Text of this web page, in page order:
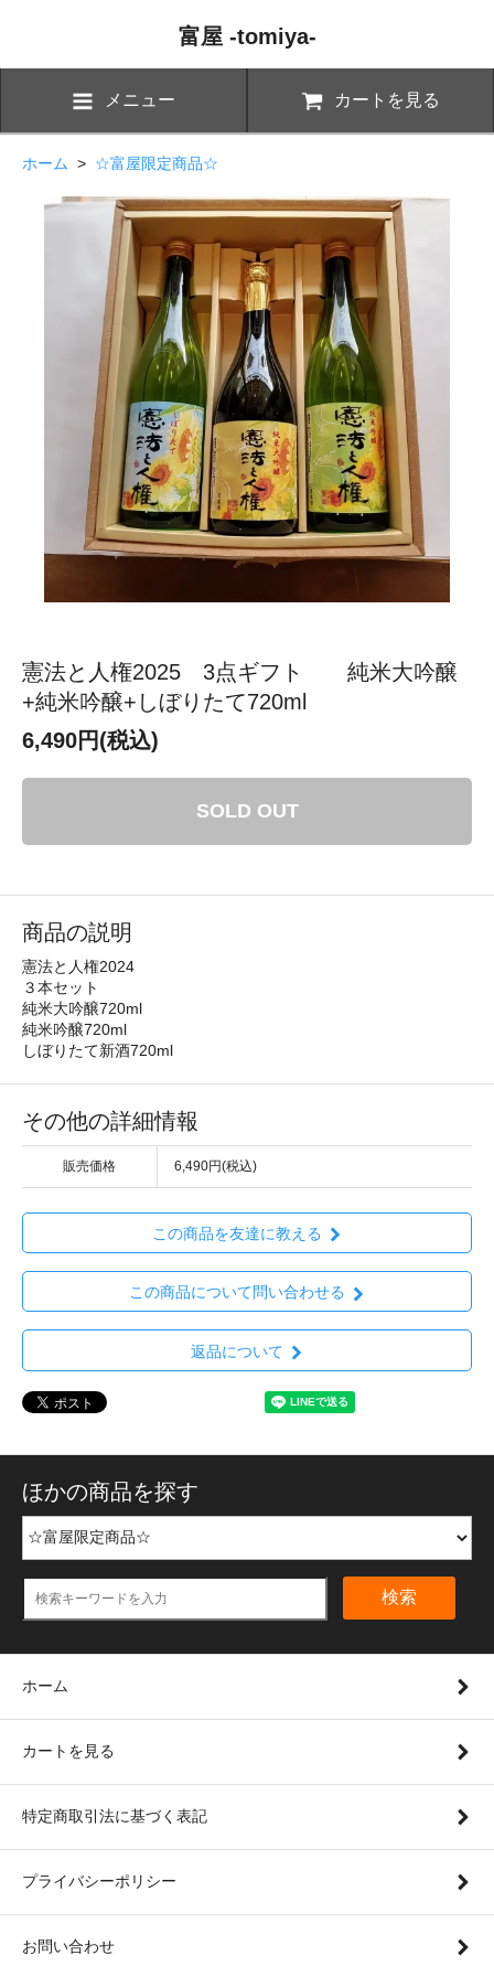
富屋 -tomiya-
メニュー カートを見る
ホーム > ☆富屋限定商品☆
憲法と人権2025 3点ギフト 純米大吟醸
+純米吟醸+しぼりたて720ml
6,490円(税込)
SOLD OUT
商品の説明
憲法と人権2024
３本セット
純米大吟醸720ml
純米吟醸720ml
しぼりたて新酒720ml
その他の詳細情報
販売価格 6,490円(税込)
この商品を友達に教える
この商品について問い合わせる
返品について
ほかの商品を探す
検索
ホーム
カートを見る
特定商取引法に基づく表記
プライバシーポリシー
お問い合わせ